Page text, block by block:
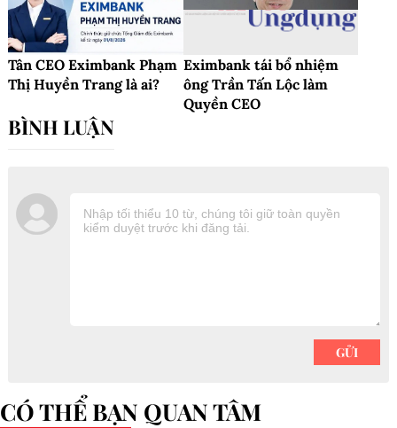
Tân CEO Eximbank Phạm
Thị Huyền Trang là ai?
Eximbank tái bổ nhiệm
ông Trần Tấn Lộc làm
Quyền CEO
CÓ THỂ BẠN QUAN TÂM